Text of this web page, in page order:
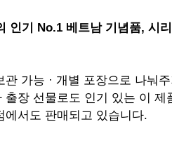
인기 No.1 베트남 기념품, 시
관 가능 · 개별 포장으로 나눠
출장 선물로도 인기 있는 이
에서도 판매되고 있습니다.